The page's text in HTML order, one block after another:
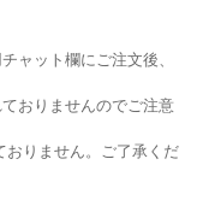
ャット欄にご注文後、
おりませんのでご注意
りません。ご了承くだ